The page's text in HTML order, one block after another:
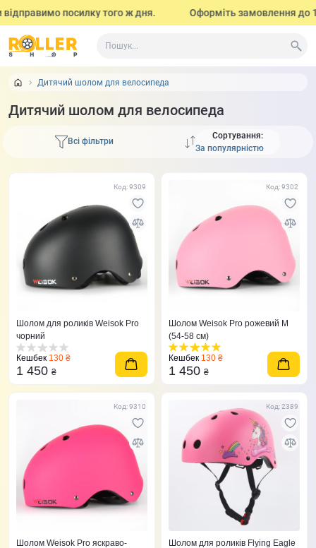
посилку того ж дня. Оформіть замовлення до 17:00
Дитячий шолом для велосипеда
Дитячий шолом для велосипеда
Всі фільтри
Сортування:
Код: 9309
Шолом для роликів Weisok Pro
чорний
Кешбек 130 ₴
1 450 ₴
Код: 9302
Шолом Weisok Pro рожевий M
(54-58 см)
Кешбек 130 ₴
1 450 ₴
Код: 9310
Шолом Weisok Pro яскраво-
Код: 2389
Шолом для роликів Flying Eagle